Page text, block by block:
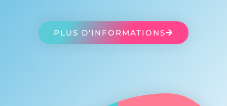
PLUS D'INFORMATIONS